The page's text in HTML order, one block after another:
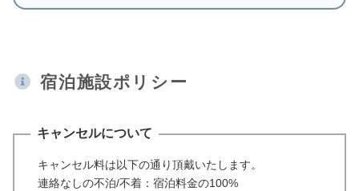
宿泊施設ポリシー
キャンセルについて
キャンセル料は以下の通り頂戴いたします。
連絡なしの不泊/不着：宿泊料金の100%